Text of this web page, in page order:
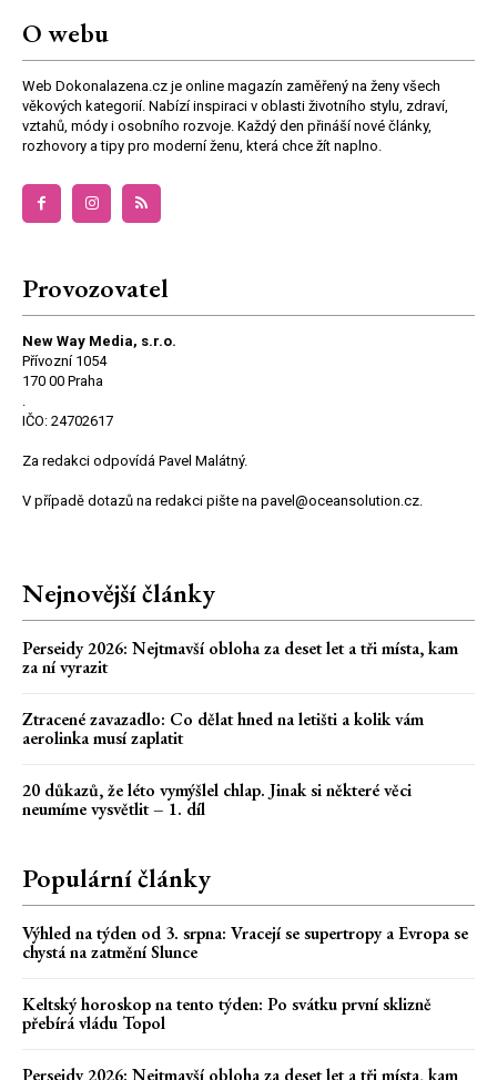
O webu
Web Dokonalazena.cz je online magazín zaměřený na ženy všech
věkových kategorií. Nabízí inspiraci v oblasti životního stylu, zdraví,
vztahů, módy i osobního rozvoje. Každý den přináší nové články,
rozhovory a tipy pro moderní ženu, která chce žít naplno.
Provozovatel
New Way Media, s.r.o.
Přívozní 1054
170 00 Praha
.
IČO: 24702617
Za redakci odpovídá Pavel Malátný.
V případě dotazů na redakci pište na pavel@oceansolution.cz.
Nejnovější články
Perseidy 2026: Nejtmavší obloha za deset let a tři místa, kam
za ní vyrazit
Ztracené zavazadlo: Co dělat hned na letišti a kolik vám
aerolinka musí zaplatit
20 důkazů, že léto vymýšlel chlap. Jinak si některé věci
neumíme vysvětlit – 1. díl
Populární články
Výhled na týden od 3. srpna: Vracejí se supertropy a Evropa se
chystá na zatmění Slunce
Keltský horoskop na tento týden: Po svátku první sklizně
přebírá vládu Topol
Perseidy 2026: Nejtmavší obloha za deset let a tři místa, kam